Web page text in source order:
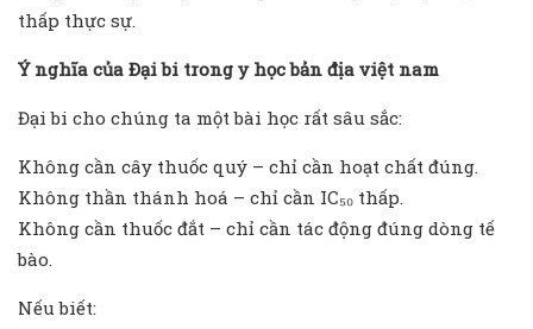
thấp thực sự.
Ý nghĩa của Đại bi trong y học bản địa việt nam
Đại bi cho chúng ta một bài học rất sâu sắc:
Không cần cây thuốc quý – chỉ cần hoạt chất đúng.
Không thần thánh hoá – chỉ cần IC₅₀ thấp.
Không cần thuốc đắt – chỉ cần tác động đúng dòng tế
bào.
Nếu biết: